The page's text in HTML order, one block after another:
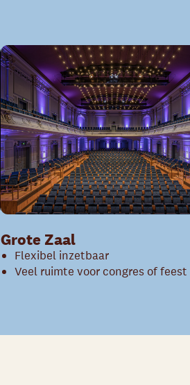
Grote Zaal
Flexibel inzetbaar
Veel ruimte voor congres of feest